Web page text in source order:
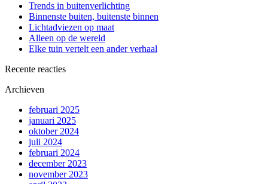
Trends in buitenverlichting
Binnenste buiten, buitenste binnen
Lichtadviezen op maat
Alleen op de wereld
Elke tuin vertelt een ander verhaal
Recente reacties
Archieven
februari 2025
januari 2025
oktober 2024
juli 2024
februari 2024
december 2023
november 2023